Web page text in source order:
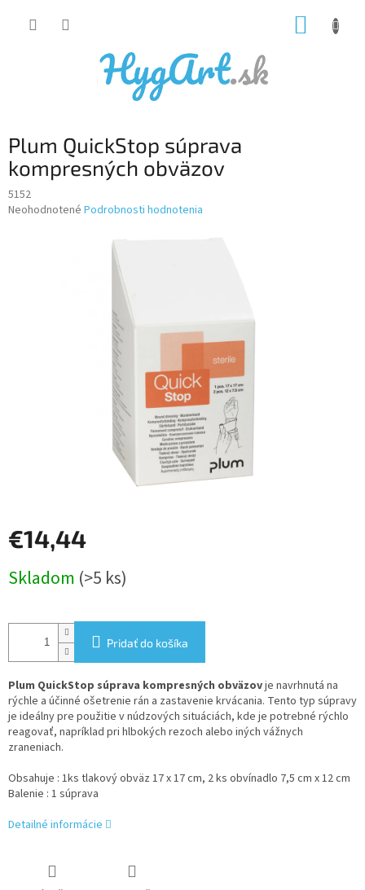
Plum QuickStop súprava
kompresných obväzov
5152
Priemerné
Neohodnotené Podrobnosti hodnotenia
€14,44
cena:
Skladom (>5 ks)
Pridať do košíka
Plum QuickStop súprava kompresných obväzovje navrhnutá na
rýchle a účinné ošetrenie rán a zastavenie krvácania. Tento typ súpravy
je ideálny pre použitie v núdzových situáciách, kde je potrebné rýchlo
reagovať, napríklad pri hlbokých rezoch alebo iných vážnych
zraneniach.
Obsahuje : 1ks tlakový obväz 17 x 17 cm, 2 ks obvínadlo 7,5 cm x 12 cm
Balenie : 1 súprava
Detailné informácie